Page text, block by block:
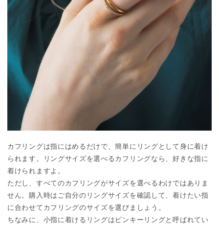
カフリングは指にはめるだけで、簡単にリングとして身に着け
られます。リングサイズを選べるカフリングなら、好きな指に
着けられますよ。
ただし、すべてのカフリングがサイズを選べるわけではありま
せん。購入時はご自分のリングサイズを確認して、着けたい指
に合わせてカフリングのサイズを選びましょう。
ちなみに、小指に着けるリングはピンキーリングと呼ばれてい